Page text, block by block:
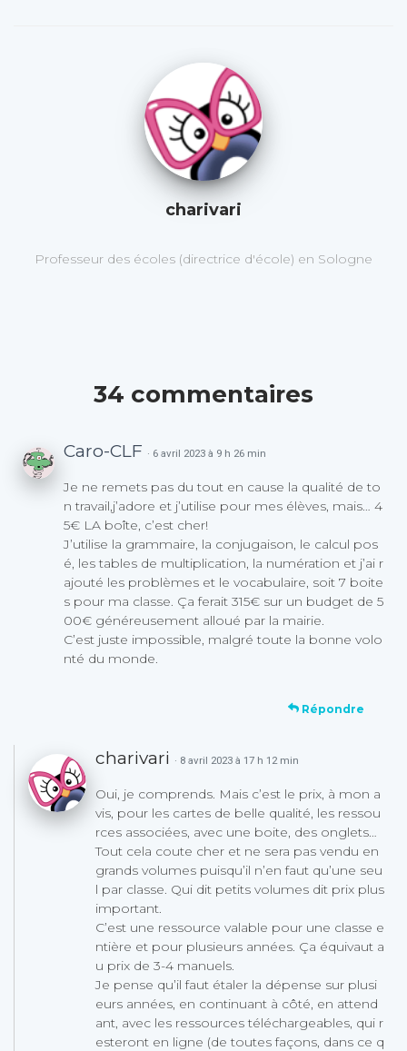
charivari
Professeur des écoles (directrice d'école) en Sologne
34 commentaires
Caro-CLF · 6 avril 2023 à 9 h 26 min
Je ne remets pas du tout en cause la qualité de to
n travail,j’adore et j’utilise pour mes élèves, mais… 4
5€ LA boîte, c’est cher!
J’utilise la grammaire, la conjugaison, le calcul pos
é, les tables de multiplication, la numération et j’ai r
ajouté les problèmes et le vocabulaire, soit 7 boite
s pour ma classe. Ça ferait 315€ sur un budget de 5
00€ généreusement alloué par la mairie.
C’est juste impossible, malgré toute la bonne volo
nté du monde.
Répondre
charivari · 8 avril 2023 à 17 h 12 min
Oui, je comprends. Mais c’est le prix, à mon a
vis, pour les cartes de belle qualité, les ressou
rces associées, avec une boite, des onglets…
Tout cela coute cher et ne sera pas vendu en
grands volumes puisqu’il n’en faut qu’une seu
l par classe. Qui dit petits volumes dit prix plus
important.
C’est une ressource valable pour une classe e
ntière et pour plusieurs années. Ça équivaut a
u prix de 3-4 manuels.
Je pense qu’il faut étaler la dépense sur plusi
eurs années, en continuant à côté, en attend
ant, avec les ressources téléchargeables, qui r
esteront en ligne (de toutes façons, dans ce q